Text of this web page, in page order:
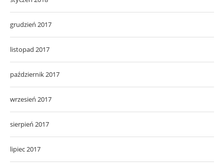
grudzień 2017
listopad 2017
październik 2017
wrzesień 2017
sierpień 2017
lipiec 2017